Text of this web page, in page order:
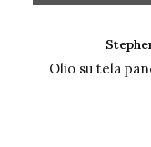
Olio su tela